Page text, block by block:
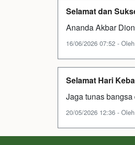
Selamat dan
Ananda Akbar
16/06/2026 07:52 -
Selamat Hari
Jaga tunas
20/05/2026 12:36 -